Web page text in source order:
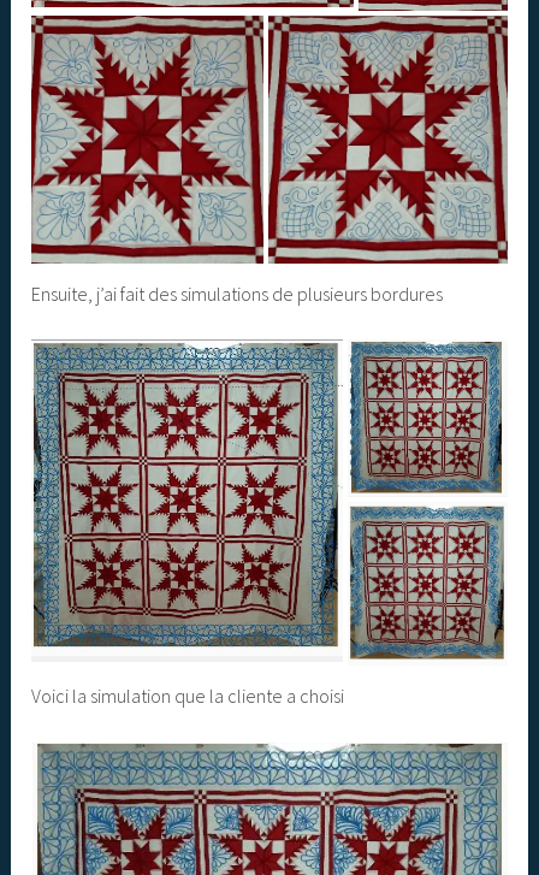
Ensuite, j’ai fait des simulations de plusieurs bordures
Voici la simulation que la cliente a choisi